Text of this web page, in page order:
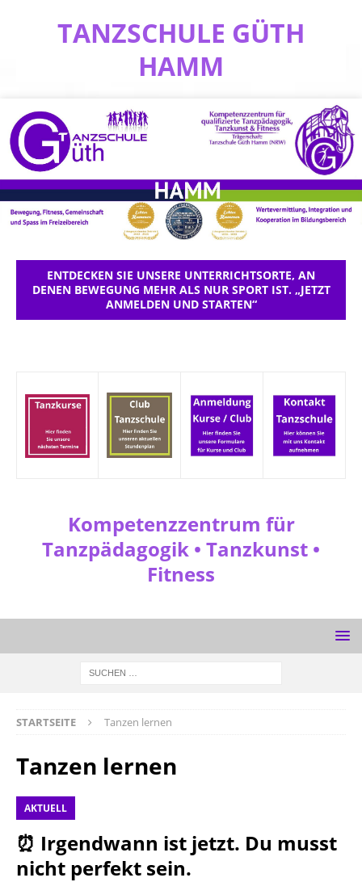
TANZSCHULE GÜTH
HAMM
ENTDECKEN SIE UNSERE UNTERRICHTSORTE, AN
DENEN BEWEGUNG MEHR ALS NUR SPORT IST. „JETZT
ANMELDEN UND STARTEN“
Kompetenzzentrum für
Tanzpädagogik • Tanzkunst •
Fitness
STARTSEITE Tanzen lernen
Tanzen lernen
AKTUELL
⏰ Irgendwann ist jetzt. Du musst
nicht perfekt sein.